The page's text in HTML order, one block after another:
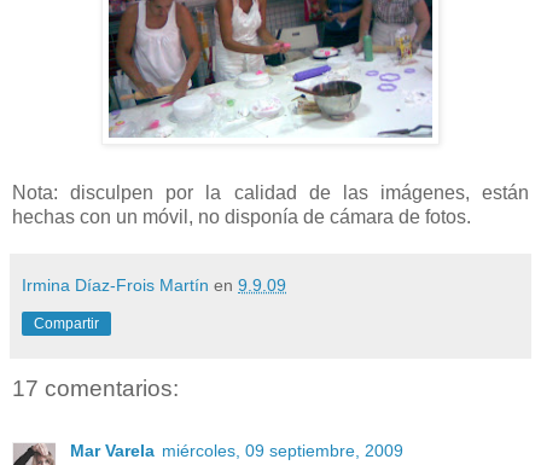
Nota: disculpen por la calidad de las imágenes, están
hechas con un móvil, no disponía de cámara de fotos.
Irmina Díaz-Frois Martín en 9.9.09
Compartir
17 comentarios:
Mar Varela miércoles, 09 septiembre, 2009